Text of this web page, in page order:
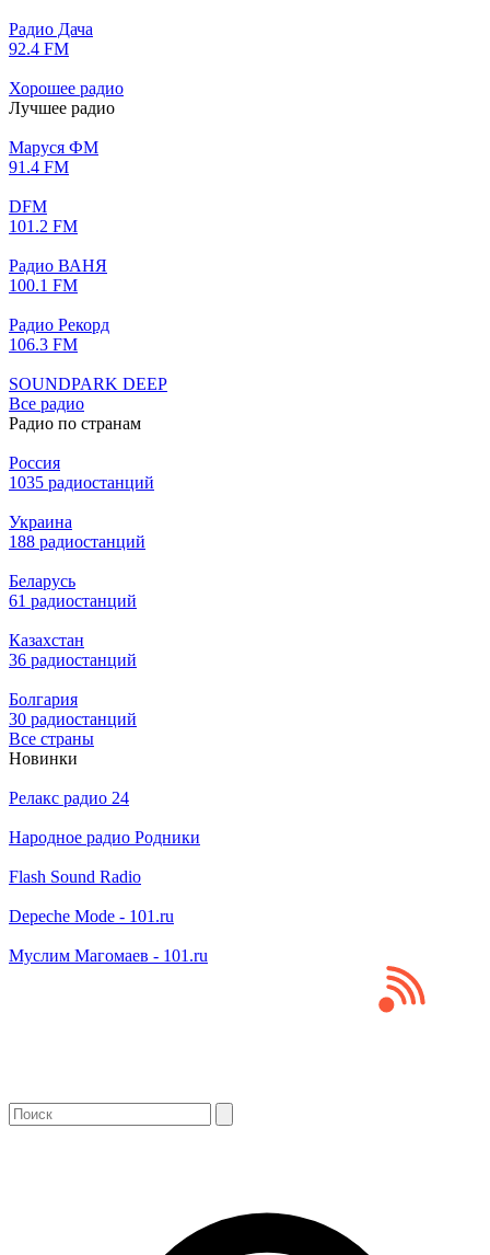
Радио Дача
92.4 FM
Хорошее радио
Лучшее радио
Маруся ФМ
91.4 FM
DFM
101.2 FM
Радио ВАНЯ
100.1 FM
Радио Рекорд
106.3 FM
SOUNDPARK DEEP
Все радио
Радио по странам
Россия
1035 радиостанций
Украина
188 радиостанций
Беларусь
61 радиостанций
Казахстан
36 радиостанций
Болгария
30 радиостанций
Все страны
Новинки
Релакс радио 24
Народное радио Родники
Flash Sound Radio
Depeche Mode - 101.ru
Муслим Магомаев - 101.ru